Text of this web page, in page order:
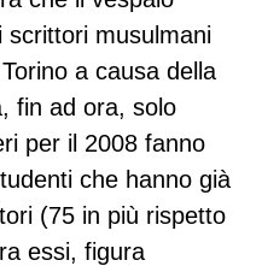
scrittori musulmani
a causa della
fin ad ora, solo
per il 2008 fanno
che hanno già
(75 in più rispetto
essi, figura